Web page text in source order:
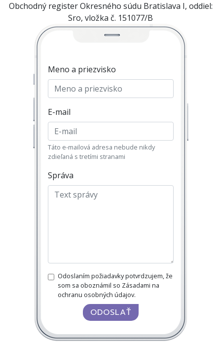
Obchodný register Okresného súdu Bratislava I, oddiel:
Sro, vložka č. 151077/B
Meno a priezvisko
E-mail
Táto e-mailová adresa nebude nikdy
zdieľaná s tretími stranami
Správa
Odoslaním požiadavky potvrdzujem, že
som sa oboznámil so Zásadami na
ochranu osobných údajov.
ODOSLAŤ